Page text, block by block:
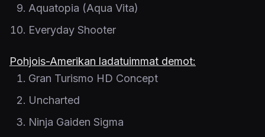
Aquatopia (Aqua Vita)
Everyday Shooter
Pohjois-Amerikan ladatuimmat demot:
Gran Turismo HD Concept
Uncharted
Ninja Gaiden Sigma